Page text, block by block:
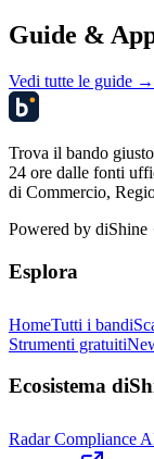
Guide &
Vedi tutte le guide →
Trova il bando
24 ore dalle fonti
di Commercio,
Powered by diShine
Esplora
HomeTutti i bandi
Strumenti gratuiti
Ecosistema
Radar Compliance